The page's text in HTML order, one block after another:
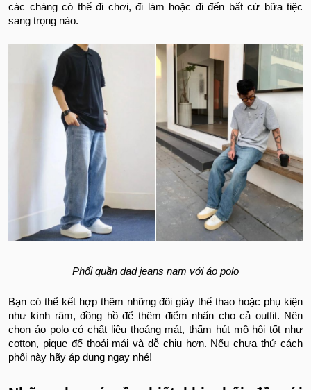
các chàng có thể đi chơi, đi làm hoặc đi đến bất cứ bữa tiệc
sang trọng nào.
Phối quần dad jeans nam với áo polo
Bạn có thể kết hợp thêm những đôi giày thể thao hoặc phụ kiện
như kính râm, đồng hồ để thêm điểm nhấn cho cả outfit. Nên
chọn áo polo có chất liệu thoáng mát, thấm hút mồ hôi tốt như
cotton, pique để thoải mái và dễ chịu hơn. Nếu chưa thử cách
phối này hãy áp dụng ngay nhé!